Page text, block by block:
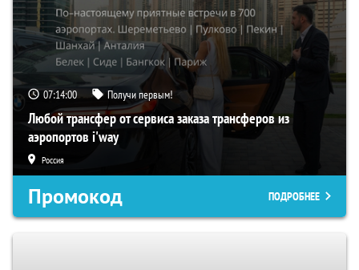
07:13:59 Получи первым!
Любой трансфер от сервиса заказа трансферов из
аэропортов i'way
Россия
Промокод ПОДРОБНЕЕ